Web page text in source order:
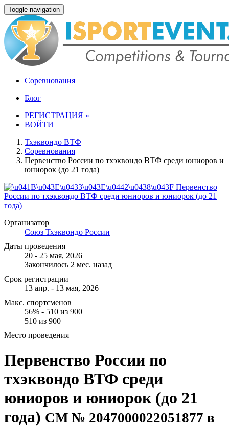
Toggle navigation
Соревнования
Блог
РЕГИСТРАЦИЯ »
ВОЙТИ
Тхэквондо ВТФ
Соревнования
Первенство России по тхэквондо ВТФ среди юниоров и
юниорок (до 21 года)
Организатор
Союз Тхэквондо России
Даты проведения
20 - 25 мая, 2026
Закончилось 2 мес. назад
Срок регистрации
13 апр. - 13 мая, 2026
Макс. спортсменов
56% - 510 из 900
510 из 900
Место проведения
Первенство России по
тхэквондо ВТФ среди
юниоров и юниорок (до 21
года) СМ № 2047000022051877 в